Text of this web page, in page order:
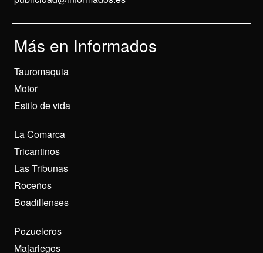
Más en Informados
Tauromaquia
Motor
Estilo de vida
La Comarca
Tricantinos
Las Tribunas
Roceños
Boadillenses
Pozueleros
Majariegos